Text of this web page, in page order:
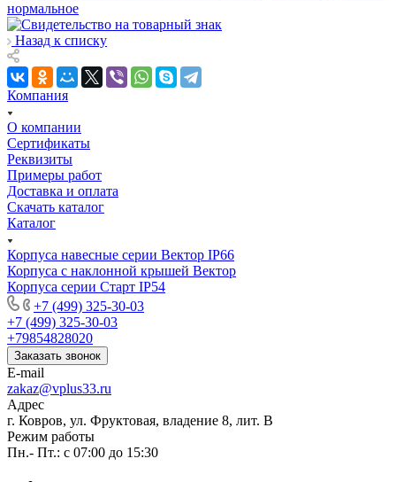
Назад к списку
Компания
О компании
Сертификаты
Реквизиты
Примеры работ
Доставка и оплата
Скачать каталог
Каталог
Корпуса навесные серии Вектор IP66
Корпуса с наклонной крышей Вектор
Корпуса серии Старт IP54
+7 (499) 325-30-03
+7 (499) 325-30-03
+79854828020
Заказать звонок
E-mail
zakaz@vplus33.ru
Адрес
г. Ковров, ул. Фруктовая, владение 8, лит. В
Режим работы
Пн.- Пт.: с 07:00 до 15:30